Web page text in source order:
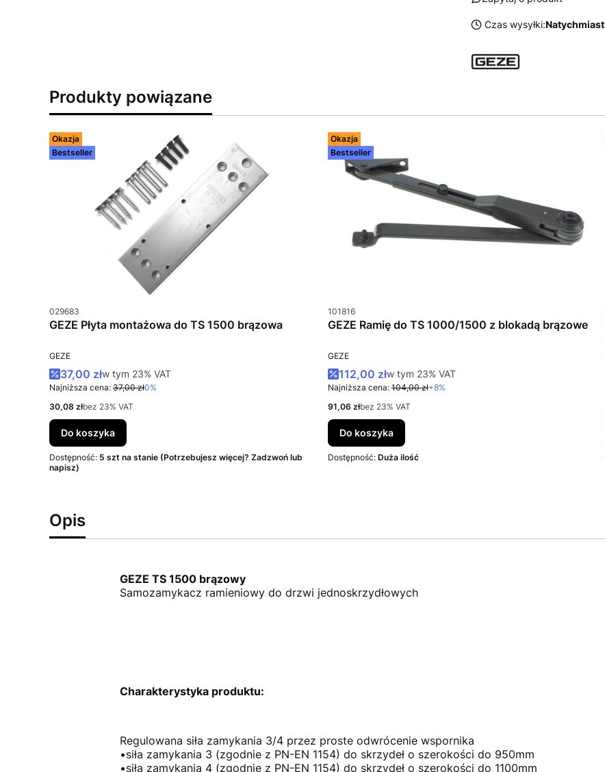
Czas wysyłki:Natychmiast
Produkty powiązane
Okazja
Bestseller
Kod produktu
029683
GEZE Płyta montażowa do TS 1500 brązowa
PRODUCENT
GEZE
Cena promocyjna brutto
37,00 złw tym %s VAT
w tym 23% VAT
Najniższa cena: 37,00 zł0%
Cena netto
30,08 złbez 23% VAT
Do koszyka
Dostępność: 5 szt na stanie (Potrzebujesz więcej? Zadzwoń lub
napisz)
Okazja
Bestseller
Kod produktu
101816
GEZE Ramię do TS 1000/1500 z blokadą brązowe
PRODUCENT
GEZE
Cena promocyjna brutto
112,00 złw tym %s VAT
w tym 23%VAT
Najniższa cena: 104,00 zł+8%
Cena netto
91,06 złbez 23% VAT
Do koszyka
Dostępność: Duża ilość
Opis
GEZE TS 1500 brązowy
Samozamykacz ramieniowy do drzwi jednoskrzydłowych
Charakterystyka produktu:
Regulowana siła zamykania 3/4 przez proste odwrócenie wspornika
•siła zamykania 3 (zgodnie z PN-EN 1154) do skrzydeł o szerokości do 950mm
•siła zamykania 4 (zgodnie z PN-EN 1154) do skrzydeł o szerokości do 1100mm